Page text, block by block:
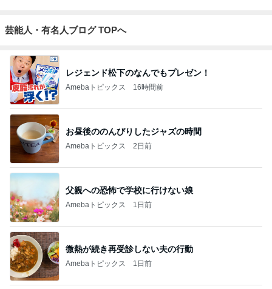
芸能人・有名人ブログ TOPへ
レジェンド松下のなんでもプレゼン！
Amebaトピックス 16時間前
お昼後ののんびりしたジャズの時間
Amebaトピックス 2日前
父親への恐怖で学校に行けない娘
Amebaトピックス 1日前
微熱が続き再受診しない夫の行動
Amebaトピックス 1日前